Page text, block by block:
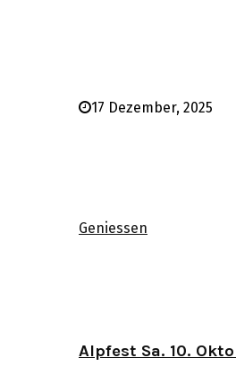
17 Dezember, 2025
Geniessen
Alpfest Sa. 10.